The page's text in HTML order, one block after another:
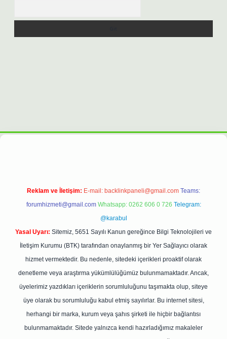
betexpergir.net
Reklam ve İletişim: E-mail: backlinkpaneli@gmail.com Teams:
forumhizmeti@gmail.com Whatsapp: 0262 606 0 726 Telegram:
@karabul
Yasal Uyarı: Sitemiz, 5651 Sayılı Kanun gereğince Bilgi Teknolojileri ve
İletişim Kurumu (BTK) tarafından onaylanmış bir Yer Sağlayıcı olarak
hizmet vermektedir. Bu nedenle, sitedeki içerikleri proaktif olarak
denetleme veya araştırma yükümlülüğümüz bulunmamaktadır. Ancak,
üyelerimiz yazdıkları içeriklerin sorumluluğunu taşımakta olup, siteye
üye olarak bu sorumluluğu kabul etmiş sayılırlar. Bu internet sitesi,
herhangi bir marka, kurum veya şahıs şirketi ile hiçbir bağlantısı
bulunmamaktadır. Sitede yalnızca kendi hazırladığımız makaleler